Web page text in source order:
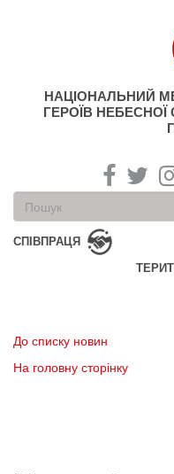
НАЦІОНАЛЬНИЙ
ГЕРОЇВ НЕБЕСНОЇ
Пошукова
форма
Пошук
СПІВПРАЦЯ
До списку новин
На головну сторінку